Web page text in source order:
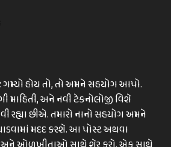
ગમ્યો હોય તો, તો અમને સહયોગ આપો.
માહિતી, અને નવી ટેકનોલોજી વિશે
રહ્યા છીએ. તમારો નાનો સહયોગ અમને
મદદ કરશે. આ પોસ્ટ અથવા